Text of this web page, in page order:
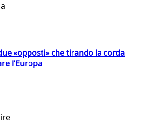
«opposti» che tirando la corda
l'Europa